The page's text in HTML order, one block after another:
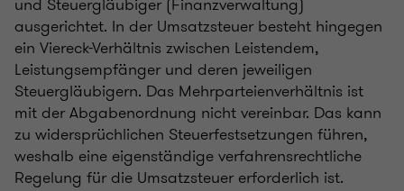
und Steuergläubiger (Finanzverwaltung)
ausgerichtet. In der Umsatzsteuer besteht hingegen
ein Viereck-Verhältnis zwischen Leistendem,
Leistungsempfänger und deren jeweiligen
Steuergläubigern. Das Mehrparteienverhältnis ist
mit der Abgabenordnung nicht vereinbar. Das kann
zu widersprüchlichen Steuerfestsetzungen führen,
weshalb eine eigenständige verfahrensrechtliche
Regelung für die Umsatzsteuer erforderlich ist.